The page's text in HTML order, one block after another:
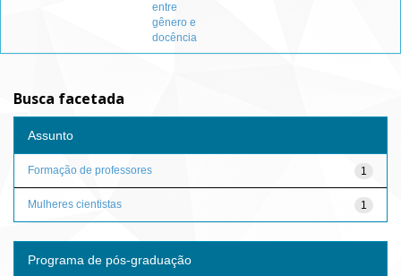
entre
gênero e
docência
Busca facetada
Assunto
1
Formação de professores
1
Mulheres cientistas
Programa de pós-graduação